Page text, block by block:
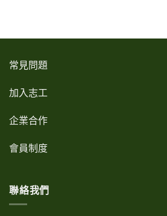
常見問題
加入志工
企業合作
會員制度
聯絡我們